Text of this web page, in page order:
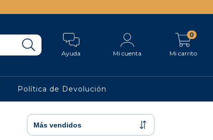
Ayuda Mi cuenta Mi carrito
0
Política de Devolución